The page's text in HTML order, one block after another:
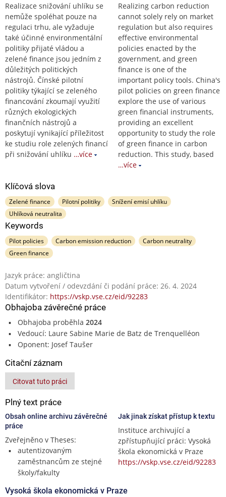
Realizace snižování uhlíku se
nemůže spoléhat pouze na
regulaci trhu, ale vyžaduje
také účinné environmentální
politiky přijaté vládou a
zelené finance jsou jedním z
důležitých politických
nástrojů. Čínské pilotní
politiky týkající se zeleného
financování zkoumají využití
různých ekologických
finančních nástrojů a
poskytují vynikající příležitost
ke studiu role zelených financí
při snižování uhlíku …více
Realizing carbon reduction
cannot solely rely on market
regulation but also requires
effective environmental
policies enacted by the
government, and green
finance is one of the
important policy tools. China's
pilot policies on green finance
explore the use of various
green financial instruments,
providing an excellent
opportunity to study the role
of green finance in carbon
reduction. This study, based
…více
Klíčová slova
Zelené finance Pilotní politiky
Snížení emisí uhlíku
Uhlíková neutralita
Keywords
Pilot policies Carbon emission reduction
Carbon neutrality
Green finance
Jazyk práce: angličtina
Datum vytvoření / odevzdání či podání práce: 26. 4. 2024
Identifikátor: https://vskp.vse.cz/eid/92283
Obhajoba závěrečné práce
Obhajoba proběhla 2024
Vedoucí: Laure Sabine Marie de Batz de Trenquelléon
Oponent: Josef Taušer
Citační záznam
Citovat tuto práci
Plný text práce
Obsah online archivu závěrečné
práce
Zveřejněno v Theses:
autentizovaným
zaměstnancům ze stejné
školy/fakulty
Jak jinak získat přístup k textu
Instituce archivující a
zpřístupňující práci: Vysoká
škola ekonomická v Praze
https://vskp.vse.cz/eid/92283
Vysoká škola ekonomická v Praze